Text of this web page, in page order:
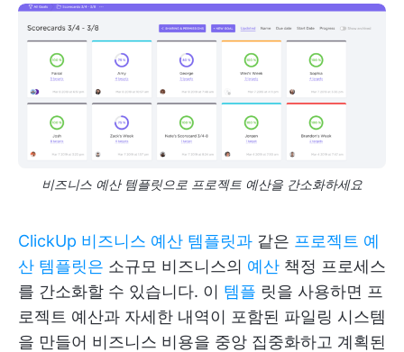
비즈니스 예산 템플릿으로 프로젝트 예산을 간소화하세요
ClickUp 비즈니스 예산 템플릿과 같은 프로젝트 예
산 템플릿은 소규모 비즈니스의 예산 책정 프로세스
를 간소화할 수 있습니다. 이 템플 릿을 사용하면 프
로젝트 예산과 자세한 내역이 포함된 파일링 시스템
을 만들어 비즈니스 비용을 중앙 집중화하고 계획된